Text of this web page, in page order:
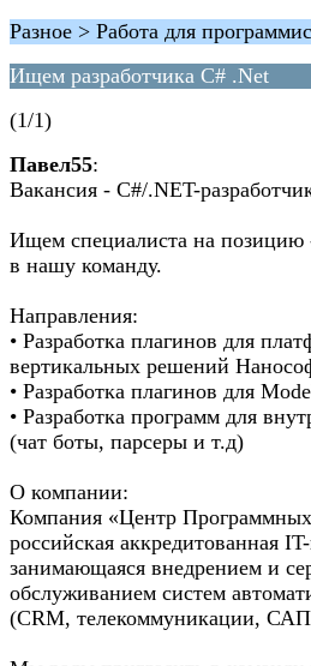
Разное > Работа для
Ищем разработчика C# .Net
(1/1)
Павел55:
Вакансия - C#/.NET-
Ищем специалиста на позицию
в нашу команду.
Направления:
• Разработка плагинов для
вертикальных решений
• Разработка плагинов для
• Разработка программ для
(чат боты, парсеры и т.д)
О компании:
Компания «Центр
российская аккредитованная
занимающаяся внедрением и
обслуживанием систем
(CRM, телекоммуникации,